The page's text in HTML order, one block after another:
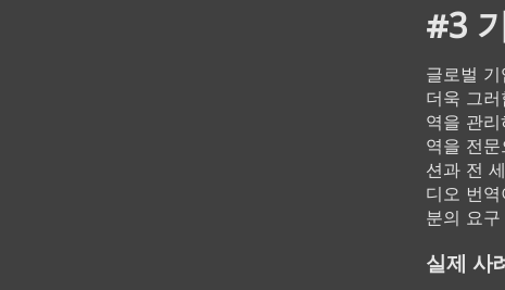
#3
글로벌
더욱 그
역을 관
역을 전
션과 전
디오 번
분의 요
실제 사